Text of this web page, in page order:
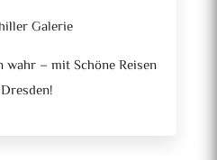
Galerie
– mit Schöne Reisen